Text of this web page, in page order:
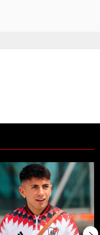
y un regreso
de tendencia con el